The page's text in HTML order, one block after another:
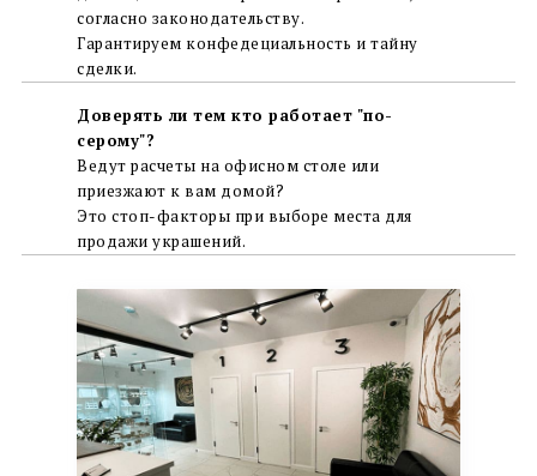
согласно законодательству.
Гарантируем конфедециальность и тайну
сделки.
Доверять ли тем кто работает "по-
серому"?
Ведут расчеты на офисном столе или
приезжают к вам домой?
Это стоп-факторы при выборе места для
продажи украшений.